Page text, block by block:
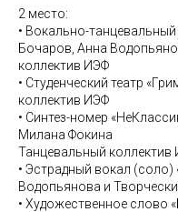
2 место:
• Вокально-
Бочаров, Анна
коллектив ИЭФ
• Студенческий театр
коллектив ИЭФ
• Синтез-номер
Милана Фокина
Танцевальный коллектив
• Эстрадный вокал
Водопьянова и
• Художественное слово